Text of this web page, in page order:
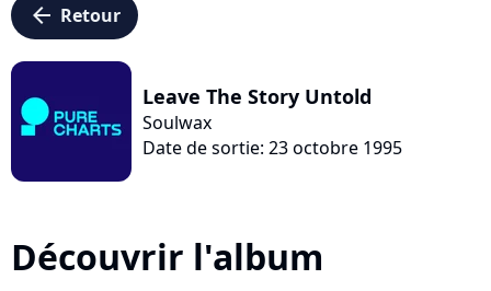
arrow_left Retour
Leave The Story Untold
Soulwax
Date de sortie: 23 octobre 1995
Découvrir l'album